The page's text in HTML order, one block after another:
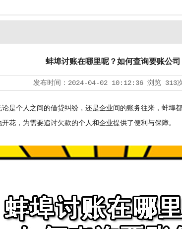
蚌埠讨账在哪里呢？如何查询要账公司
发布时间： 2024-04-02 10:12:36 浏览 313
个人之间的借贷纠纷，还是企业间的账务往来，蚌埠
花，为需要追讨欠款的个人和企业提供了便利与保障。